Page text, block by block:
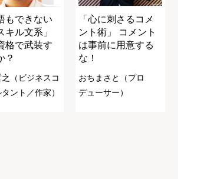
もできない
キル文系」
格で武装す
？
（ビジネスコ
ント／作家）
「心に刺さるコメ
ント術」 コメント
は事前に用意する
な！
おちまさと（プロ
デューサー）